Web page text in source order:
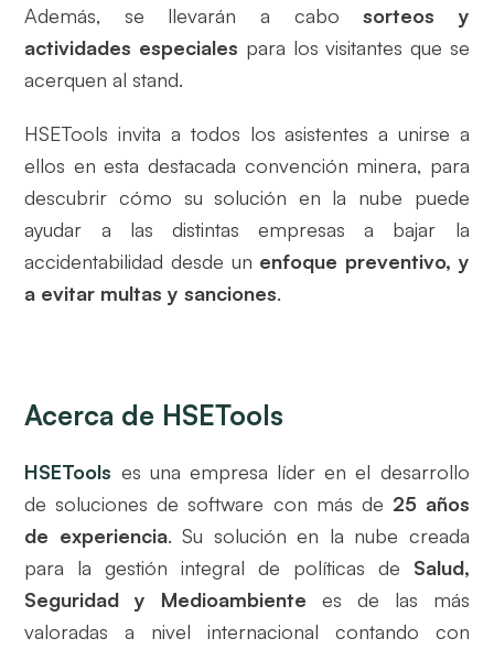
Además, se llevarán a cabosorteos y
actividades especiales para los visitantes que se
acerquen al stand.
HSETools invita a todos los asistentes a unirse a
ellos en esta destacada convención minera, para
descubrir cómo su solución en la nube puede
ayudar a las distintas empresas a bajar la
accidentabilidad desde un enfoque preventivo, y
a evitar multas y sanciones.
Acerca de HSETools
HSETools es una empresa líder en el desarrollo
de soluciones de software con más de 25 años
de experiencia. Su solución en la nube creada
para la gestión integral de políticas de Salud,
Seguridad y Medioambiente es de las más
valoradas a nivel internacional contando con